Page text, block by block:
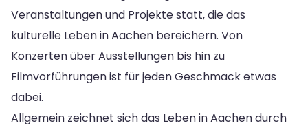
Veranstaltungen und Projekte statt, die das
kulturelle Leben in Aachen bereichern. Von
Konzerten über Ausstellungen bis hin zu
Filmvorführungen ist für jeden Geschmack etwas
dabei.
Allgemein zeichnet sich das Leben in Aachen durch